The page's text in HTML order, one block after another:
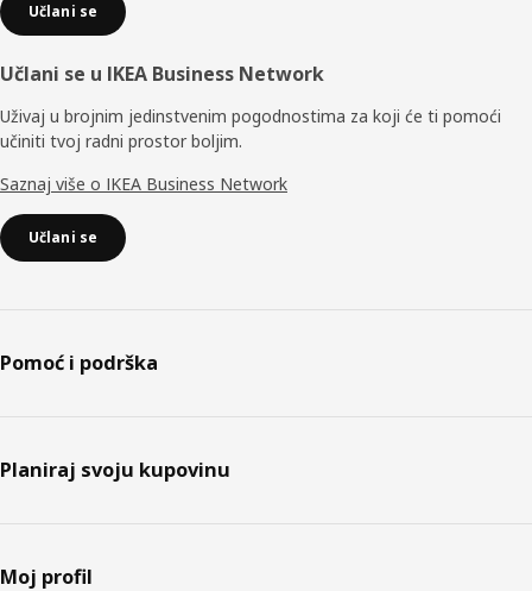
Učlani se
Učlani se u IKEA Business Network
Uživaj u brojnim jedinstvenim pogodnostima za koji će ti pomoći
učiniti tvoj radni prostor boljim.
Saznaj više o IKEA Business Network
Učlani se
Pomoć i podrška
Planiraj svoju kupovinu
Moj profil